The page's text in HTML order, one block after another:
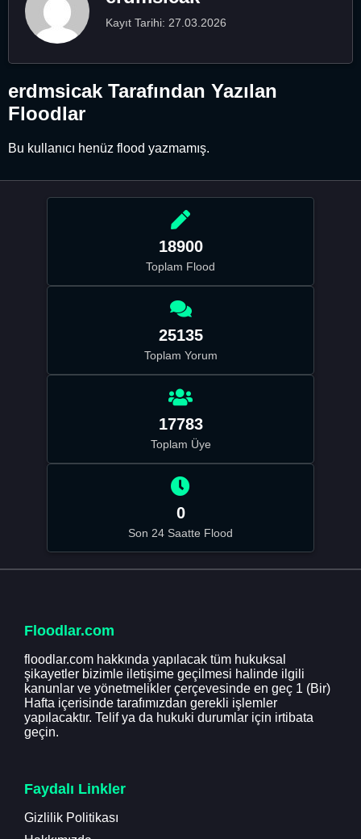
Kayıt Tarihi: 27.03.2026
erdmsicak Tarafından Yazılan
Floodlar
Bu kullanıcı henüz flood yazmamış.
18900
Toplam Flood
25135
Toplam Yorum
17783
Toplam Üye
0
Son 24 Saatte Flood
Floodlar.com
floodlar.com hakkında yapılacak tüm hukuksal
şikayetler bizimle iletişime geçilmesi halinde ilgili
kanunlar ve yönetmelikler çerçevesinde en geç 1 (Bir)
Hafta içerisinde tarafımızdan gerekli işlemler
yapılacaktır. Telif ya da hukuki durumlar için irtibata
geçin.
Faydalı Linkler
Gizlilik Politikası